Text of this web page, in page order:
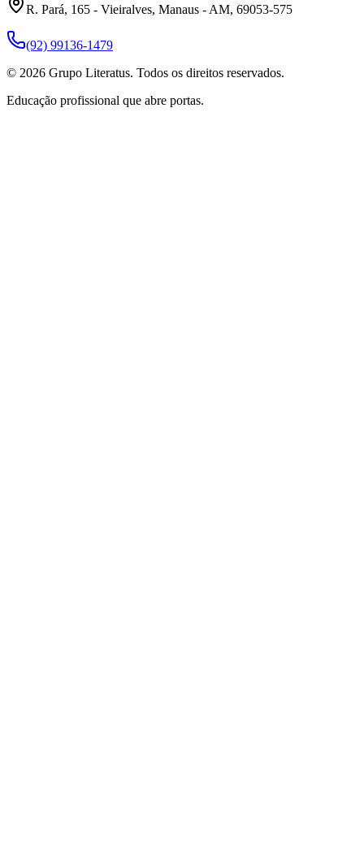
R. Pará, 165 - Vieiralves, Manaus - AM, 69053-575
(92) 99136-1479
© 2026 Grupo Literatus. Todos os direitos reservados.
Educação profissional que abre portas.